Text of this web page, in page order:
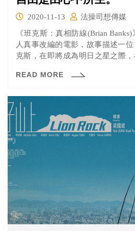
2020-11-13
法操司想傳媒
《班克斯：真相防線(Brian
人真事改編的電影，故事描述一
克斯，在即將成為明日之星之際，
作、生活上處處碰壁，他於是找上
READ MORE